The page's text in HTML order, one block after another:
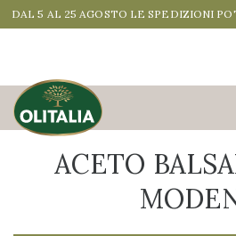
DAL 5 AL 25 AGOSTO LE SPEDIZIONI
ACETO